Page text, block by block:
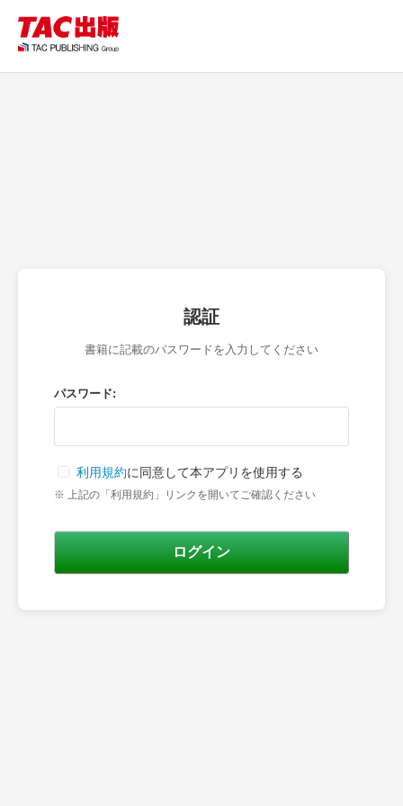
認証
書籍に記載のパスワードを入力してください
パスワード:
利用規約に同意して本アプリを使用する
※ 上記の「利用規約」リンクを開いてご確認ください
ログイン